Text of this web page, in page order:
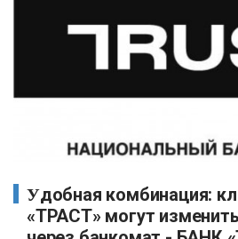
Удобная комбинация: клиенты банка
«ТРАСТ» могут